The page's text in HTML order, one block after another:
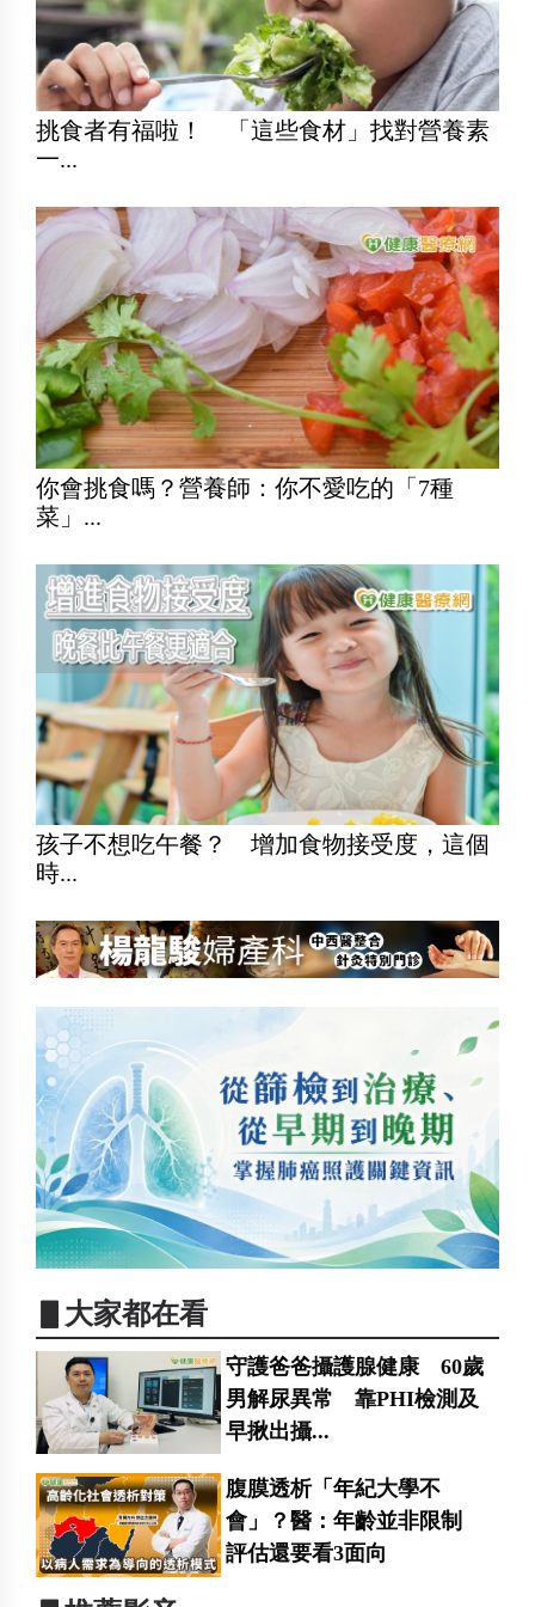
挑食者有福啦！ 「這些食材」找對營養素
一...
你會挑食嗎？營養師：你不愛吃的「7種
菜」...
孩子不想吃午餐？ 增加食物接受度，這個
時...
▋大家都在看
守護爸爸攝護腺健康 60歲
男解尿異常 靠PHI檢測及
早揪出攝...
腹膜透析「年紀大學不
會」？醫：年齡並非限制
評估還要看3面向